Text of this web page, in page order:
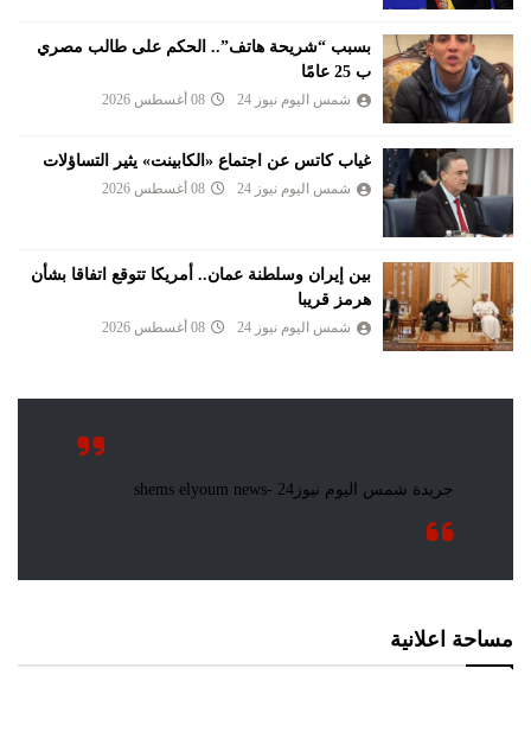
بسبب “شريحة هاتف”.. الحكم على طالب مصري
ب 25 عامًا
شمس اليوم نيوز 24 08 أغسطس 2026
غياب كاتس عن اجتماع «الكابينت» يثير التساؤلات
شمس اليوم نيوز 24 08 أغسطس 2026
بين إيران وسلطنة عمان.. أمريكا تتوقع اتفاقا بشأن
هرمز قريبا
شمس اليوم نيوز 24 08 أغسطس 2026
مساحة اعلانية